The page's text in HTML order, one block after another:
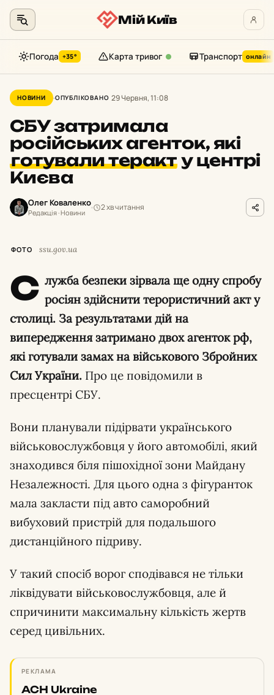
до
контенту
Мій Київ
Погода +35° Карта тривог Транспорт онлайн
НОВИНИ ОПУБЛІКОВАНО 29 Червня, 11:08
СБУ затримала
російських агенток, які
готували теракт у центрі
Києва
Олег Коваленко
Редакція · Новини
2 хв читання
ФОТО ssu.gov.ua
С лужба безпеки зірвала ще одну спробу
росіян здійснити терористичний акт у
столиці. За результатами дій на
випередження затримано двох агенток рф,
які готували замах на військового Збройних
Сил України. Про це повідомили в
пресцентрі СБУ.
Вони планували підірвати українського
військовослужбовця у його автомобілі, який
знаходився біля пішохідної зони Майдану
Незалежності. Для цього одна з фігуранток
мала закласти під авто саморобний
вибуховий пристрій для подальшого
дистанційного підриву.
У такий спосіб ворог сподівався не тільки
ліквідувати військовослужбовця, але й
спричинити максимальну кількість жертв
серед цивільних.
РЕКЛАМА
ACH Ukraine